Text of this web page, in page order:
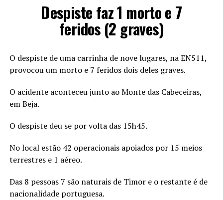
Despiste faz 1 morto e 7
feridos (2 graves)
O despiste de uma carrinha de nove lugares, na EN511,
provocou um morto e 7 feridos dois deles graves.
O acidente aconteceu junto ao Monte das Cabeceiras,
em Beja.
O despiste deu se por volta das 15h45.
No local estão 42 operacionais apoiados por 15 meios
terrestres e 1 aéreo.
Das 8 pessoas 7 são naturais de Timor e o restante é de
nacionalidade portuguesa.